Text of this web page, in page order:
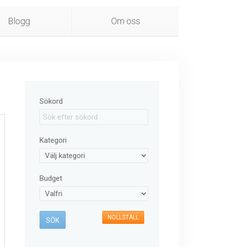
Blogg Om oss
Sökord
Kategori
Budget
NOLLSTÄLL